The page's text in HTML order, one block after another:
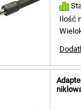
Ilość